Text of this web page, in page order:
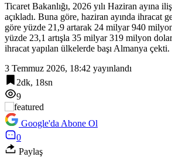
Ticaret Bakanlığı, 2026 yılı Haziran ayına
açıkladı. Buna göre, haziran ayında ihracat
göre yüzde 21,9 artarak 24 milyar 940
yüzde 23,1 artışla 35 milyar 319 milyon
ihracat yapılan ülkelerde başı Almanya çekti.
3 Temmuz 2026, 18:42 yayınlandı
2dk, 18sn
9
Google'da Abone Ol
0
Paylaş